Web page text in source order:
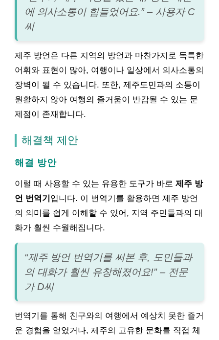
에 의사소통이 힘들었어요.” – 사용자 C
씨
제주 방언은 다른 지역의 방언과 마찬가지로 독특한
어휘와 표현이 많아, 여행이나 일상에서 의사소통의
장벽이 될 수 있습니다. 또한, 제주도민과의 소통이
원활하지 않아 여행의 즐거움이 반감될 수 있는 문
제점이 존재합니다.
해결책 제안
해결 방안
이럴 때 사용할 수 있는 유용한 도구가 바로 제주 방
언 번역기 입니다. 이 번역기를 활용하면 제주 방언
의 의미를 쉽게 이해할 수 있어, 지역 주민들과의 대
화가 훨씬 수월해집니다.
“제주 방언 번역기를 써본 후, 도민들과
의 대화가 훨씬 유창해졌어요!” – 전문
가 D씨
번역기를 통해 친구와의 여행에서 예상치 못한 즐거
운 경험을 얻었거나, 제주의 고유한 문화를 직접 체